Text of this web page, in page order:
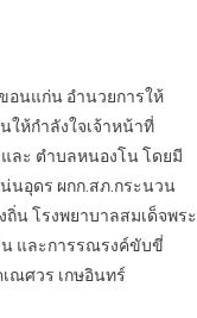
อนแก่น อำนวยการให้
ห้กำลังใจเจ้าหน้าที่
ละ ตำบลหนองโน โดยมี
นอุดร ผกก.สภ.กระนวน
น โรงพยาบาลสมเด็จพระ
น และการรณรงค์ขับขี่
ณศวร เกษอินทร์